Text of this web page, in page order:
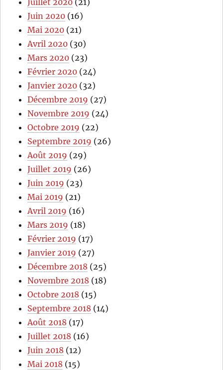
Juin 2020 (16)
Mai 2020 (21)
Avril 2020 (30)
Mars 2020 (23)
Février 2020 (24)
Janvier 2020 (32)
Décembre 2019 (27)
Novembre 2019 (24)
Octobre 2019 (22)
Septembre 2019 (26)
Août 2019 (29)
Juillet 2019 (26)
Juin 2019 (23)
Mai 2019 (21)
Avril 2019 (16)
Mars 2019 (18)
Février 2019 (17)
Janvier 2019 (27)
Décembre 2018 (25)
Novembre 2018 (18)
Octobre 2018 (15)
Septembre 2018 (14)
Août 2018 (17)
Juillet 2018 (16)
Juin 2018 (12)
Mai 2018 (15)